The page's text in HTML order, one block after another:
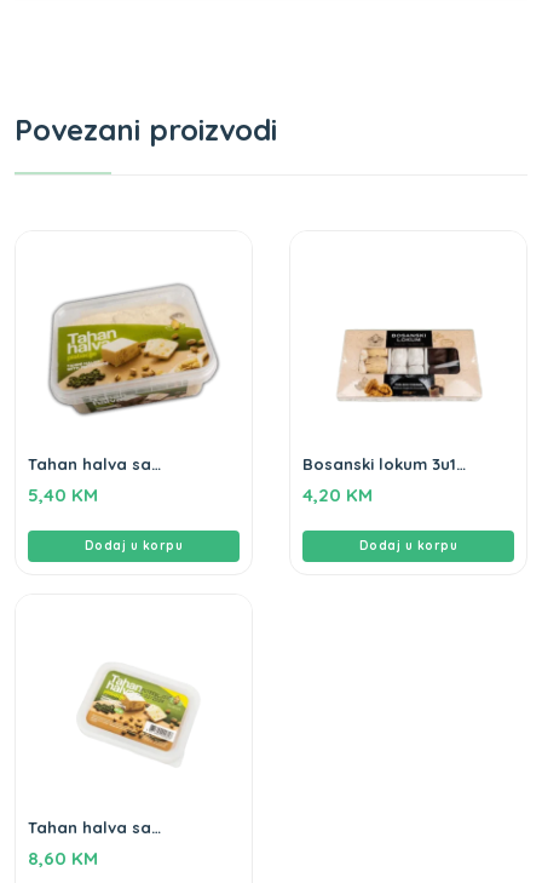
Povezani proizvodi
Tahan halva sa
250g
5,40 KM
Dodaj u korpu
Bosanski lokum 3u1
4,20 KM
Dodaj u korpu
Tahan halva sa
400g
8,60 KM